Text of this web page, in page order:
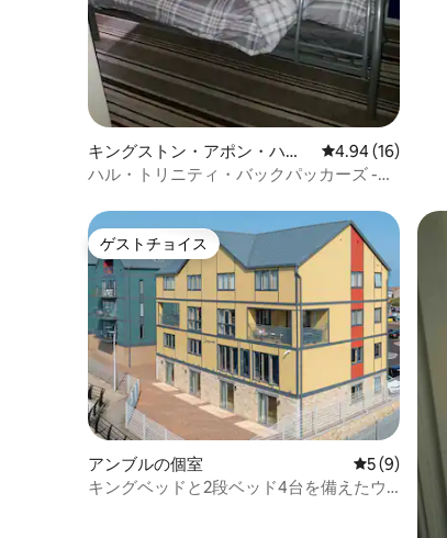
キングストン・アポン・ハル
の個室
レビュー16件、
4.94 (16)
ハル・トリニティ・バックパッカーズ -
ゲストチョイス
ゲストチョイス
アンブルの個室 レビュー9
5 (9)
キングベッドと2段ベッド4台を備えたウ